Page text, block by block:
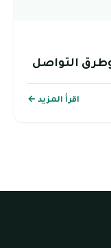
التواصل
اقرأ المزيد ←